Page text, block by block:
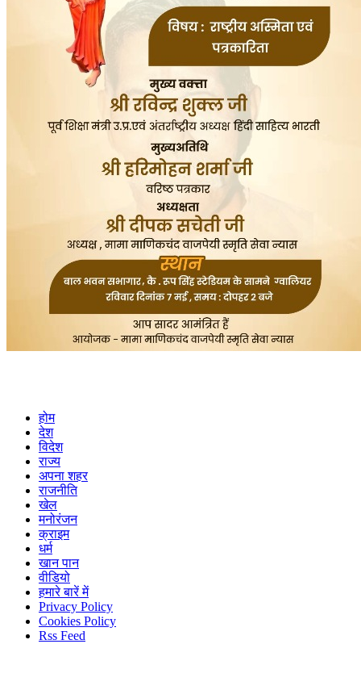
होम
देश
विदेश
राज्य
अपना शहर
राजनीति
खेल
मनोरंजन
क्राइम
धर्म
खान पान
वीडियो
हमारे बारें में
Privacy Policy
Cookies Policy
Rss Feed